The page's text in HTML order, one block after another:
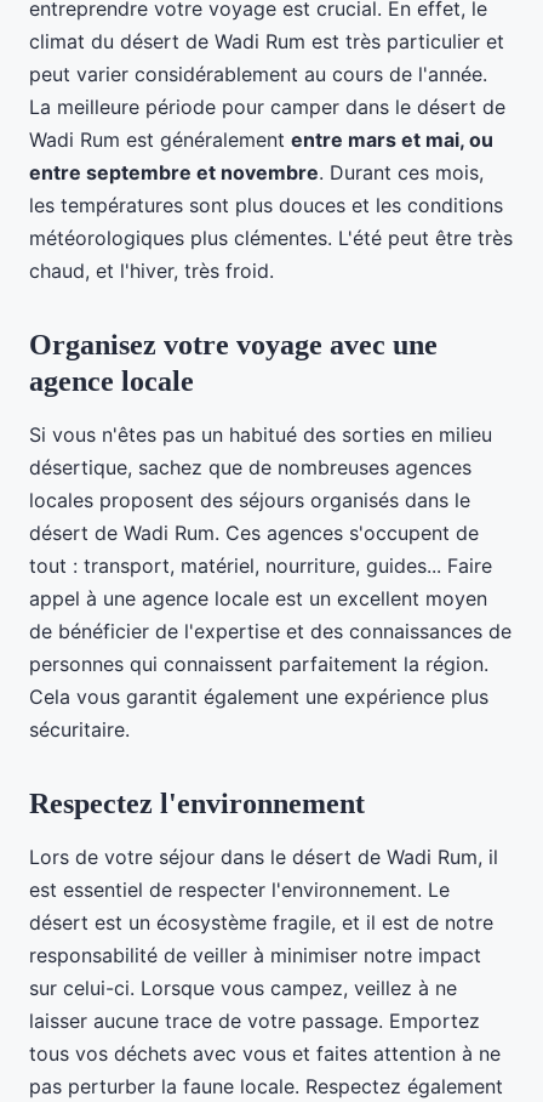
entreprendre votre voyage est crucial. En effet, le
climat du désert de Wadi Rum est très particulier et
peut varier considérablement au cours de l'année.
La meilleure période pour camper dans le désert de
Wadi Rum est généralement entre mars et mai, ou
entre septembre et novembre. Durant ces mois,
les températures sont plus douces et les conditions
météorologiques plus clémentes. L'été peut être très
chaud, et l'hiver, très froid.
Organisez votre voyage avec une
agence locale
Si vous n'êtes pas un habitué des sorties en milieu
désertique, sachez que de nombreuses agences
locales proposent des séjours organisés dans le
désert de Wadi Rum. Ces agences s'occupent de
tout : transport, matériel, nourriture, guides... Faire
appel à une agence locale est un excellent moyen
de bénéficier de l'expertise et des connaissances de
personnes qui connaissent parfaitement la région.
Cela vous garantit également une expérience plus
sécuritaire.
Respectez l'environnement
Lors de votre séjour dans le désert de Wadi Rum, il
est essentiel de respecter l'environnement. Le
désert est un écosystème fragile, et il est de notre
responsabilité de veiller à minimiser notre impact
sur celui-ci. Lorsque vous campez, veillez à ne
laisser aucune trace de votre passage. Emportez
tous vos déchets avec vous et faites attention à ne
pas perturber la faune locale. Respectez également